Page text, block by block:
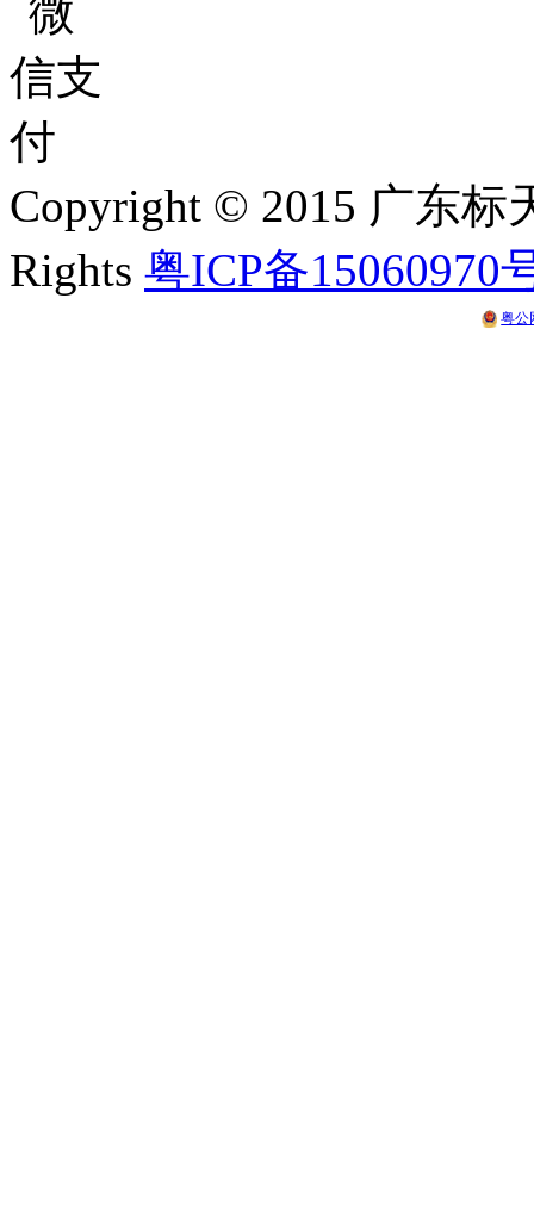
Copyright © 2015 广东
Rights 粤ICP备15060970
粤公